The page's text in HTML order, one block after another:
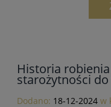
Historia
starożytności do
Dodano: 18-12-2024 w